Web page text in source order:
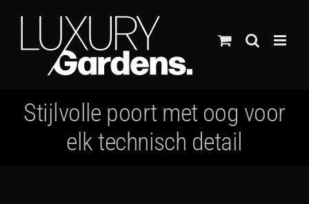
inhoud
Stijlvolle poort met oog voor
elk technisch detail